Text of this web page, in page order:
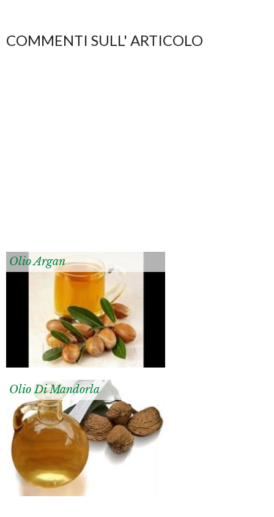
COMMENTI SULL' ARTICOLO
Olio Argan
Olio Di Mandorla